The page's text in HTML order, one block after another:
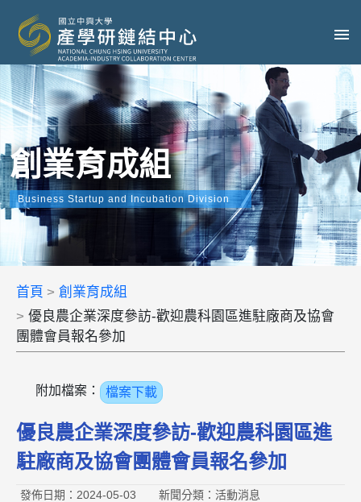
創業育成組
Business Startup and Incubation Division
首頁
創業育成組
優良農企業深度參訪-歡迎農科園區進駐廠商及協會
團體會員報名參加
附加檔案： 檔案下載
優良農企業深度參訪-歡迎農科園區進
駐廠商及協會團體會員報名參加
發佈日期：2024-05-03 新聞分類：活動消息